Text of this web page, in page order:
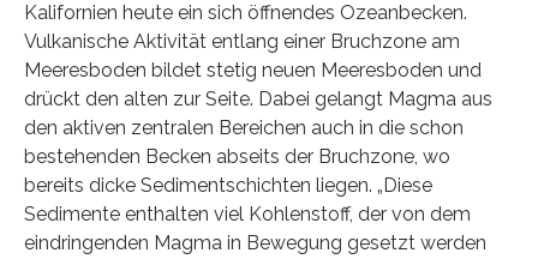
Kalifornien heute ein sich öffnendes Ozeanbecken.
Vulkanische Aktivität entlang einer Bruchzone am
Meeresboden bildet stetig neuen Meeresboden und
drückt den alten zur Seite. Dabei gelangt Magma aus
den aktiven zentralen Bereichen auch in die schon
bestehenden Becken abseits der Bruchzone, wo
bereits dicke Sedimentschichten liegen. „Diese
Sedimente enthalten viel Kohlenstoff, der von dem
eindringenden Magma in Bewegung gesetzt werden